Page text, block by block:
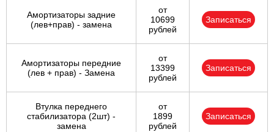
Саратов
Сургут
Амортизаторы задние
(лев+прав) - замена
от
10699
рублей
Записаться
Амортизаторы передние
(лев + прав) - Замена
от
13399
рублей
Записаться
Втулка переднего
стабилизатора (2шт) -
замена
от
1899
рублей
Записаться